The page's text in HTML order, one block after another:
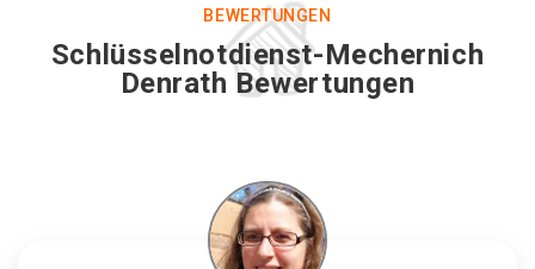
BEWERTUNGEN
Schlüsselnotdienst-Mechernich
Denrath Bewertungen